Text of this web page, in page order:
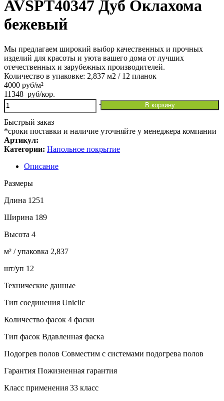
AVSPT40347 Дуб Оклахома
бежевый
Мы предлагаем широкий выбор качественных и прочных
изделий для красоты и уюта вашего дома от лучших
отечественных и зарубежных производителей.
Количество в упаковке: 2,837 м2 / 12 планок
4000 руб/м²
11348 руб/кор.
Количество
товара
Виниловая
плитка
Quick
Step
Vinyl
Base
Дуб
бежевый
В корзину
Быстрый заказ
*сроки поставки и наличие уточняйте у менеджера компании
Артикул:
Категории: Напольное покрытие
Описание
Размеры
Длина 1251
Ширина 189
Высота 4
м² / упаковка 2,837
шт/уп 12
Технические данные
Тип соединения Uniclic
Количество фасок 4 фаски
Тип фасок Вдавленная фаска
Подогрев полов Совместим с системами подогрева полов
Гарантия Пожизненная гарантия
Класс применения 33 класс